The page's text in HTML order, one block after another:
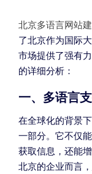
北京多语言网站
了北京作为国际
市场提供了强有
的详细分析：
一、多语言
在全球化的背景
一部分。它不仅
获取信息，还能
北京的企业而言